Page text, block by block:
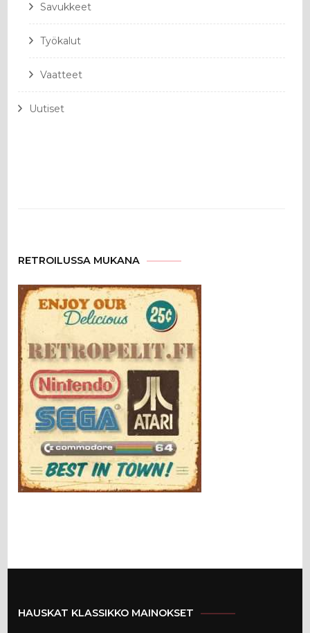
Savukkeet
Työkalut
Vaatteet
Uutiset
RETROILUSSA MUKANA
HAUSKAT KLASSIKKO MAINOKSET